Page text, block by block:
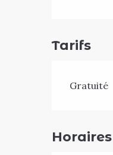
Tarifs
Gratuité
Horaires